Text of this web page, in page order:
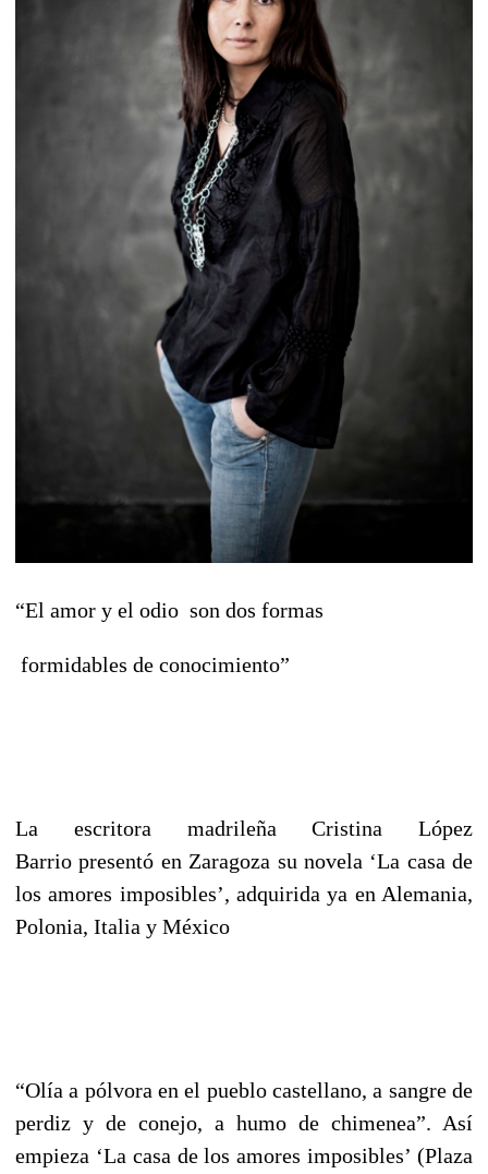
“El amor y el odio son dos formas
formidables de conocimiento”
La escritora madrileña Cristina López
Barrio presentó en Zaragoza su novela ‘La casa de
los amores imposibles’, adquirida ya en Alemania,
Polonia, Italia y México
“Olía a pólvora en el pueblo castellano, a sangre de
perdiz y de conejo, a humo de chimenea”. Así
empieza ‘La casa de los amores imposibles’ (Plaza